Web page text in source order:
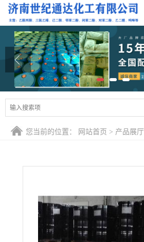
公司首页
公司介绍
公司动态
产品展厅
证书荣誉
您当前的位置： 网站首页 > 产品展厅